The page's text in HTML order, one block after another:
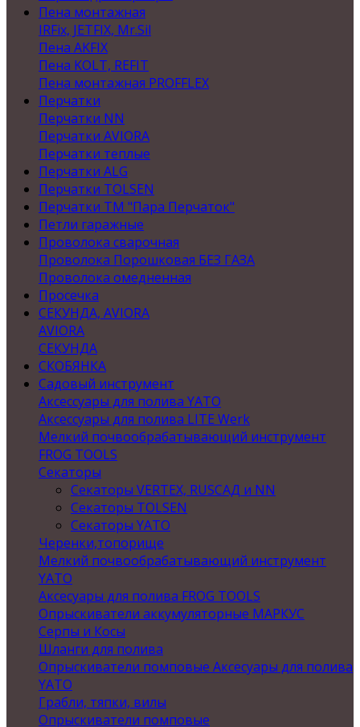
Пена монтажная
IRFix, JETFIX, Mr.Sil
Пена AKFIX
Пена KOLT, REFIT
Пена монтажная PROFFLEX
Перчатки
Перчатки NN
Перчатки AVIORA
Перчатки теплые
Перчатки ALG
Перчатки TOLSEN
Перчатки ТМ "Пара Перчаток"
Петли гаражные
Проволока сварочная
Проволока Порошковая БЕЗ ГАЗА
Проволока омедненная
Просечка
СЕКУНДА, AVIORA
AVIORA
СЕКУНДА
СКОБЯНКА
Садовый инструмент
Аксессуары для полива YATO
Аксессуары для полива LITE Werk
Мелкий почвообрабатывающий инструмент
FROG TOOLS
Секаторы
Секаторы VERTEX, RUSСАД и NN
Секаторы TOLSEN
Секаторы YATO
Черенки,топорище
Мелкий почвообрабатывающий инструмент
YATO
Аксесуары для полива FROG TOOLS
Опрыскиватели аккумуляторные МАРКУС
Серпы и Косы
Шланги для полива
Опрыскиватели помповые Аксесуары для полива
YATO
Грабли, тяпки, вилы
Опрыскиватели помповые